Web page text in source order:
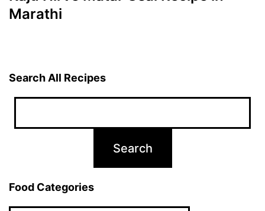
Marathi
Search All Recipes
Food Categories